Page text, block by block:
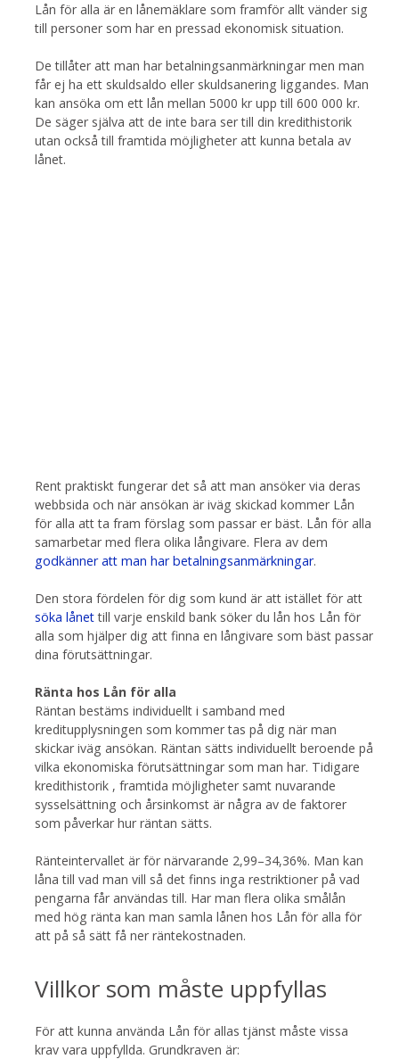
Lån för alla är en lånemäklare som framför allt vänder sig
till personer som har en pressad ekonomisk situation.
De tillåter att man har betalningsanmärkningar men man
får ej ha ett skuldsaldo eller skuldsanering liggandes. Man
kan ansöka om ett lån mellan 5000 kr upp till 600 000 kr.
De säger själva att de inte bara ser till din kredithistorik
utan också till framtida möjligheter att kunna betala av
lånet.
Rent praktiskt fungerar det så att man ansöker via deras
webbsida och när ansökan är iväg skickad kommer Lån
för alla att ta fram förslag som passar er bäst. Lån för alla
samarbetar med flera olika långivare. Flera av dem
godkänner att man har betalningsanmärkningar.
Den stora fördelen för dig som kund är att istället för att
söka lånettill varje enskild bank söker du lån hos Lån för
alla som hjälper dig att finna en långivare som bäst passar
dina förutsättningar.
Ränta hos Lån för alla
Räntan bestäms individuellt i samband med
kreditupplysningen som kommer tas på dig när man
skickar iväg ansökan. Räntan sätts individuellt beroende på
vilka ekonomiska förutsättningar som man har. Tidigare
kredithistorik , framtida möjligheter samt nuvarande
sysselsättning och årsinkomst är några av de faktorer
som påverkar hur räntan sätts.
Ränteintervallet är för närvarande 2,99–34,36%. Man kan
låna till vad man vill så det finns inga restriktioner på vad
pengarna får användas till. Har man flera olika smålån
med hög ränta kan man samla lånen hos Lån för alla för
att på så sätt få ner räntekostnaden.
Villkor som måste uppfyllas
För att kunna använda Lån för allas tjänst måste vissa
krav vara uppfyllda. Grundkraven är: